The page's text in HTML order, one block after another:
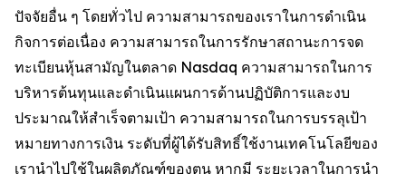
ปัจจัยอื่น ๆ โดยทั่วไป ความสามารถของเราในการดำเนิน
กิจการต่อเนื่อง ความสามารถในการรักษาสถานะการจด
ทะเบียนหุ้นสามัญในตลาด Nasdaq ความสามารถในการ
บริหารต้นทุนและดำเนินแผนการด้านปฏิบัติการและงบ
ประมาณให้สำเร็จตามเป้า ความสามารถในการบรรลุเป้า
หมายทางการเงิน ระดับที่ผู้ได้รับสิทธิ์ใช้งานเทคโนโลยีของ
เรานำไปใช้ในผลิตภัณฑ์ของตน หากมี ระยะเวลาในการนำ